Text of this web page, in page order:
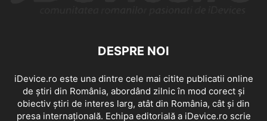
DESPRE NOI
iDevice.ro este una dintre cele mai citite publicatii online
de știri din România, abordând zilnic în mod corect și
obiectiv știri de interes larg, atât din România, cât și din
presa internațională. Echipa editorială a iDevice.ro scrie